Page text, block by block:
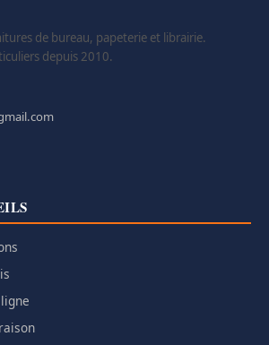
de bureau, papeterie et librairie.
depuis 2010.